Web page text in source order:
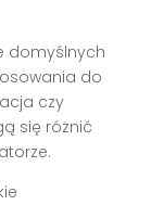
domyślnych
do
czy
się różnić